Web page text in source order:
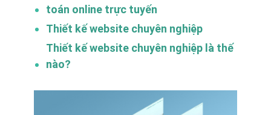
toán online trực tuyến
Thiết kế website chuyên nghiệp
Thiết kế website chuyên nghiệp là thế
nào?